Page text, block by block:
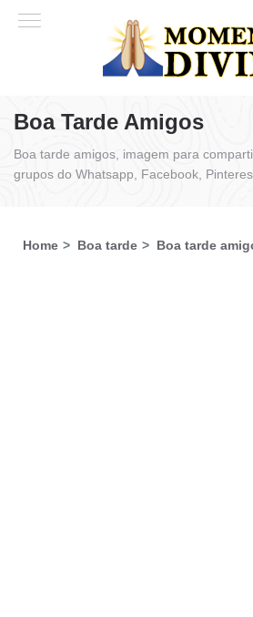
Boa Tarde Amigos
Boa tarde amigos, imagem para
grupos do Whatsapp, Facebook,
Home Boa tarde Boa tarde